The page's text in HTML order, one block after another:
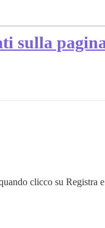
sulla
clicco su Registra